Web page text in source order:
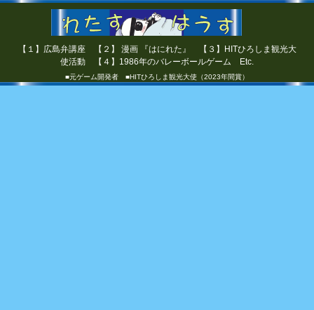
【１】広島弁講座 【２】 漫画 『はにれた』 【３】HITひろしま観光大
使活動 【４】1986年のバレーボールゲーム Etc.
■元ゲーム開発者 ■HITひろしま観光大使（2023年間賞）